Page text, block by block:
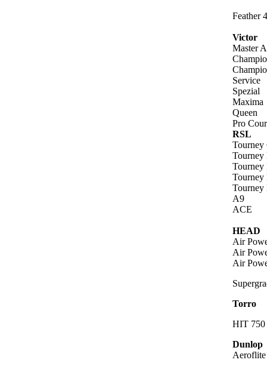
Feather 4
Victor
Master
Service
Spezial
Maxima
Queen
Pro
RSL
Tourney
Tourney
Tourney
Tourney
Tourney
A9
ACE
HEAD
Air
Air
Air
Torro
HIT 750
Dunlop